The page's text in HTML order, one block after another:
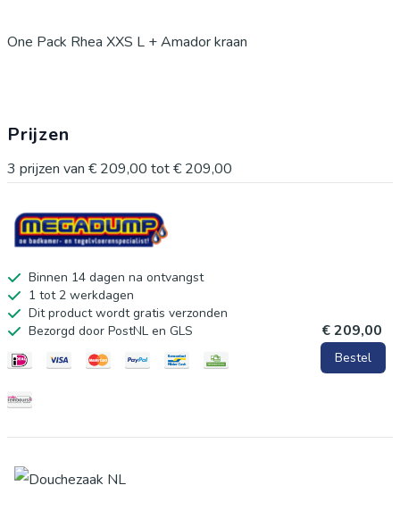
One Pack Rhea XXS L + Amador kraan
Prijzen
3 prijzen van € 209,00 tot€ 209,00
Binnen 14 dagen na ontvangst
1 tot 2 werkdagen
Dit product wordt gratis verzonden
Bezorgd door PostNL en GLS
€ 209,00
Bestel